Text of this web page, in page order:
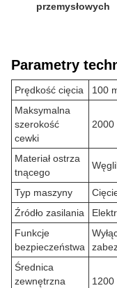
przemysłowych
Parametry
Prędkość cięcia
100
Maksymalna
szerokość
cewki
2000
Materiał ostrza
tnącego
Typ maszyny
Źródło zasilania
Funkcje
bezpieczeństwa
Średnica
zewnętrzna
1200